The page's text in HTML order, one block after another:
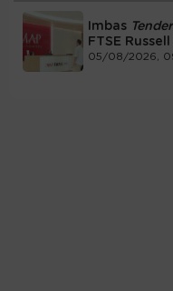
Imbas
FTSE
05/08/2026,